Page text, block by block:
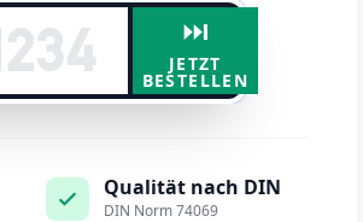
⏭️
JETZT
BESTELLEN
Qualität nach DIN
DIN Norm 74069